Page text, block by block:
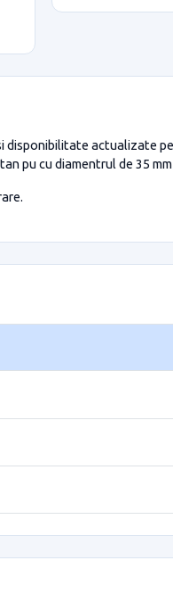
disponibilitate actualizate
pu cu diamentrul de 35